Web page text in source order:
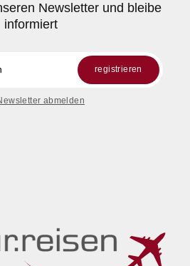
Newsletter und bleibe
informiert
registrieren
abmelden